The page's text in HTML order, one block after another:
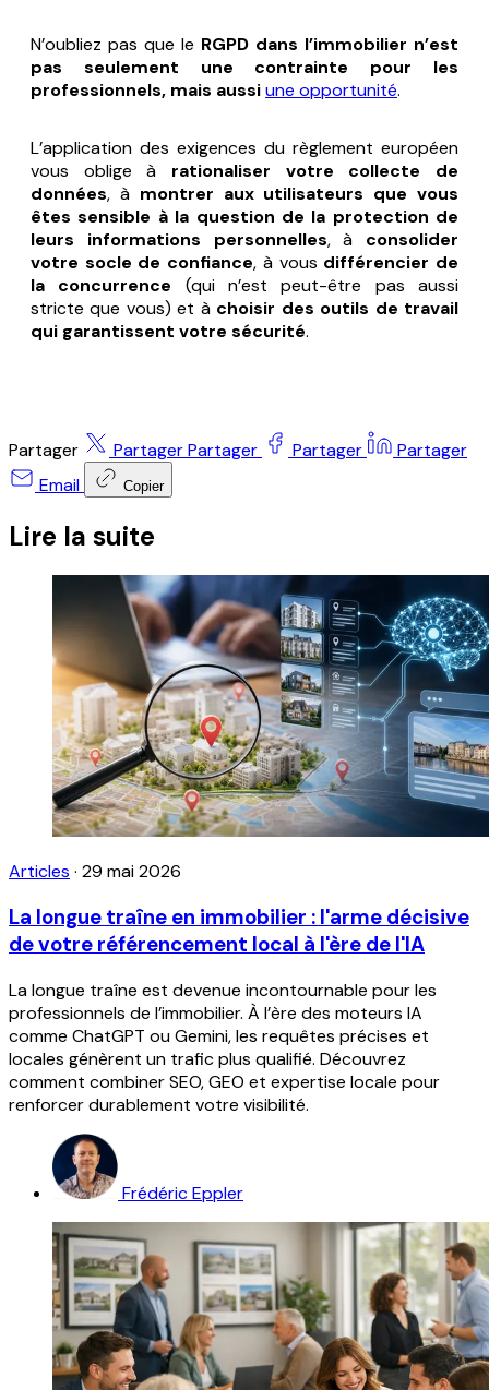
N’oubliez pas que le RGPD dans l’immobilier n’est
pas seulement une contrainte pour les
professionnels, mais aussiune opportunité.
L’application des exigences du règlement européen
vous oblige à rationaliser votre collecte de
données, à montrer aux utilisateurs que vous
êtes sensible à la question de la protection de
leurs informations personnelles, à consolider
votre socle de confiance, à vous différencier de
la concurrence (qui n’est peut-être pas aussi
stricte que vous) et à choisir des outils de travail
qui garantissent votre sécurité.
Partager PartagerPartager Partager
Partager
Email
Copier
Lire la suite
Articles · 29 mai 2026
La longue traîne en immobilier : l'arme décisive
de votre référencement local à l'ère de l'IA
La longue traîne est devenue incontournable pour les
professionnels de l’immobilier. À l’ère des moteurs IA
comme ChatGPT ou Gemini, les requêtes précises et
locales génèrent un trafic plus qualifié. Découvrez
comment combiner SEO, GEO et expertise locale pour
renforcer durablement votre visibilité.
Frédéric Eppler